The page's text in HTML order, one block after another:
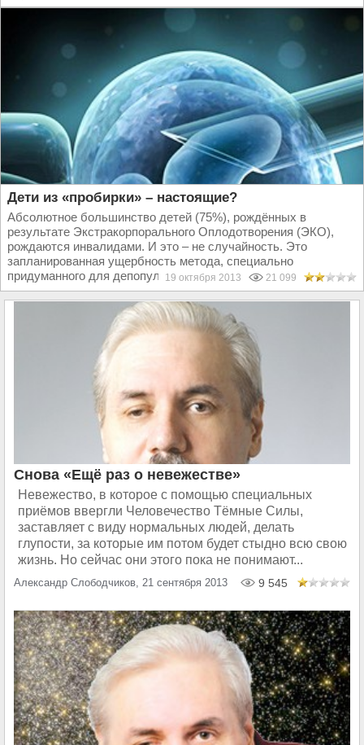
Дети из «пробирки» – настоящие?
Абсолютное большинство детей (75%), рождённых в
результате Экстракорпорального Оплодотворения (ЭКО),
рождаются инвалидами. И это – не случайность. Это
запланированная ущербность метода, специально
придуманного для депопуляции...19 октября 2013 21 099
Снова «Ещё раз о невежестве»
Невежество, в которое с помощью специальных
приёмов ввергли Человечество Тёмные Силы,
заставляет с виду нормальных людей, делать
глупости, за которые им потом будет стыдно всю свою
жизнь. Но сейчас они этого пока не понимают...
Александр Слободчиков, 21 сентября 2013 9 545